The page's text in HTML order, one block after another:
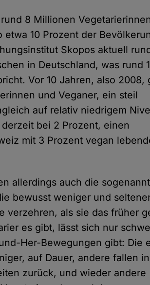
8 Millionen
10 Prozent der
Skopos aktuell
in Deutschland, was rund
Vor 10 Jahren, also 2008,
und Veganer, ein steil
auf relativ niedrigem
bei 2 Prozent, einen
mit 3 Prozent vegan
allerdings auch die
bewusst weniger und
verzehren, als sie das früher
es gibt, lässt sich nur
Her-Bewegungen gibt: Die
auf Dauer, andere fallen
zurück, und wieder andere